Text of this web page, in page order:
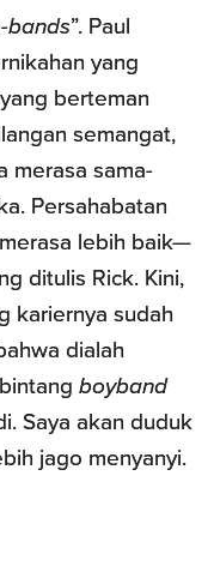
bands”. Paul
yang
berteman
semangat,
merasa sama-
Persahabatan
lebih baik—
ditulis Rick. Kini,
kariernya sudah
dialah
boyband
Saya akan duduk
jago menyanyi.